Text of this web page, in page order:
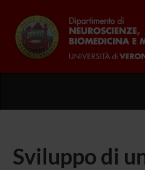
Sviluppo di